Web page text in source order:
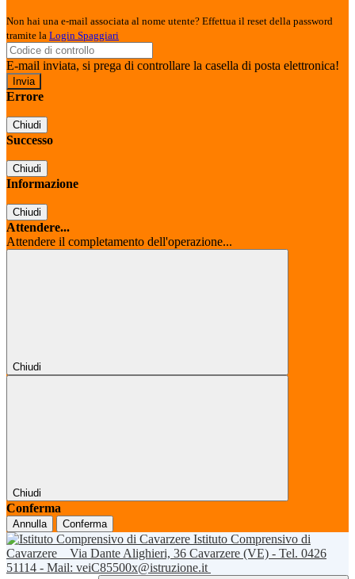
Non hai una e-mail associata al nome utente? Effettua il reset della password
tramite la Login Spaggiari
E-mail inviata, si prega di controllare la casella di posta elettronica!
Errore
Chiudi
Successo
Chiudi
Informazione
Chiudi
Attendere...
Attendere il completamento dell'operazione...
Chiudi
Chiudi
Conferma
Annulla Conferma
Istituto Comprensivo di
Cavarzere
Via Dante Alighieri, 36 Cavarzere (VE) - Tel. 0426
51114 - Mail: veiC85500x@istruzione.it